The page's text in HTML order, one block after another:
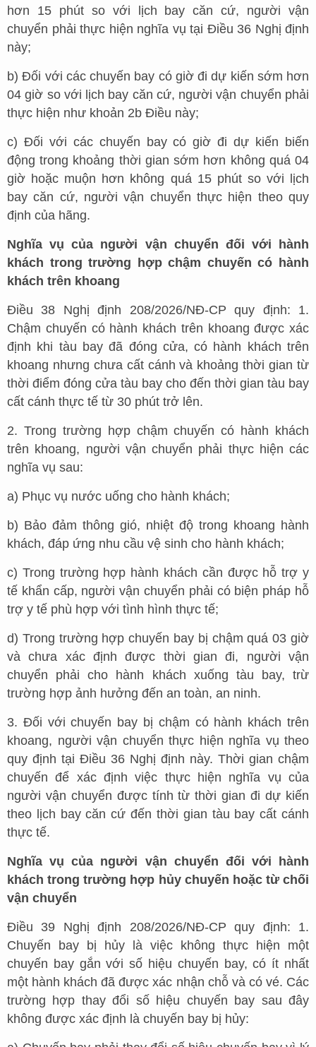
hơn 15 phút so với lịch bay căn cứ, người vận
chuyển phải thực hiện nghĩa vụ tại Điều 36 Nghị định
này;
b) Đối với các chuyến bay có giờ đi dự kiến sớm hơn
04 giờ so với lịch bay căn cứ, người vận chuyển phải
thực hiện như khoản 2b Điều này;
c) Đối với các chuyến bay có giờ đi dự kiến biến
động trong khoảng thời gian sớm hơn không quá 04
giờ hoặc muộn hơn không quá 15 phút so với lịch
bay căn cứ, người vận chuyển thực hiện theo quy
định của hãng.
Nghĩa vụ của người vận chuyển đối với hành
khách trong trường hợp chậm chuyến có hành
khách trên khoang
Điều 38 Nghị định 208/2026/NĐ-CP quy định: 1.
Chậm chuyến có hành khách trên khoang được xác
định khi tàu bay đã đóng cửa, có hành khách trên
khoang nhưng chưa cất cánh và khoảng thời gian từ
thời điểm đóng cửa tàu bay cho đến thời gian tàu bay
cất cánh thực tế từ 30 phút trở lên.
2. Trong trường hợp chậm chuyến có hành khách
trên khoang, người vận chuyển phải thực hiện các
nghĩa vụ sau:
a) Phục vụ nước uống cho hành khách;
b) Bảo đảm thông gió, nhiệt độ trong khoang hành
khách, đáp ứng nhu cầu vệ sinh cho hành khách;
c) Trong trường hợp hành khách cần được hỗ trợ y
tế khẩn cấp, người vận chuyển phải có biện pháp hỗ
trợ y tế phù hợp với tình hình thực tế;
d) Trong trường hợp chuyến bay bị chậm quá 03 giờ
và chưa xác định được thời gian đi, người vận
chuyển phải cho hành khách xuống tàu bay, trừ
trường hợp ảnh hưởng đến an toàn, an ninh.
3. Đối với chuyến bay bị chậm có hành khách trên
khoang, người vận chuyển thực hiện nghĩa vụ theo
quy định tại Điều 36 Nghị định này. Thời gian chậm
chuyến để xác định việc thực hiện nghĩa vụ của
người vận chuyển được tính từ thời gian đi dự kiến
theo lịch bay căn cứ đến thời gian tàu bay cất cánh
thực tế.
Nghĩa vụ của người vận chuyển đối với hành
khách trong trường hợp hủy chuyến hoặc từ chối
vận chuyển
Điều 39 Nghị định 208/2026/NĐ-CP quy định: 1.
Chuyến bay bị hủy là việc không thực hiện một
chuyến bay gắn với số hiệu chuyến bay, có ít nhất
một hành khách đã được xác nhận chỗ và có vé. Các
trường hợp thay đổi số hiệu chuyến bay sau đây
không được xác định là chuyến bay bị hủy: